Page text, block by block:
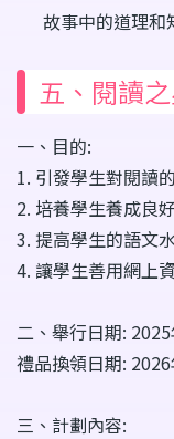
故事中的道理和
五、閱讀
一、目的:
1. 引發學生對閱讀
2. 培養學生養成良
3. 提高學生的語文
4. 讓學生善用網上
二、舉行日期:
禮品換領日期:
三、計劃內容: